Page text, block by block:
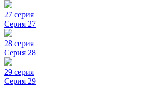
27 серия
Серия 27
28 серия
Серия 28
29 серия
Серия 29